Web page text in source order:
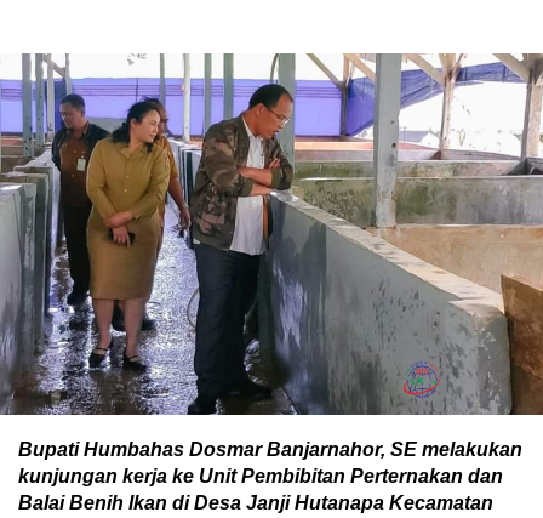
Bupati Humbahas Dosmar Banjarnahor, SE melakukan
kunjungan kerja ke Unit Pembibitan Perternakan dan
Balai Benih Ikan di Desa Janji Hutanapa Kecamatan